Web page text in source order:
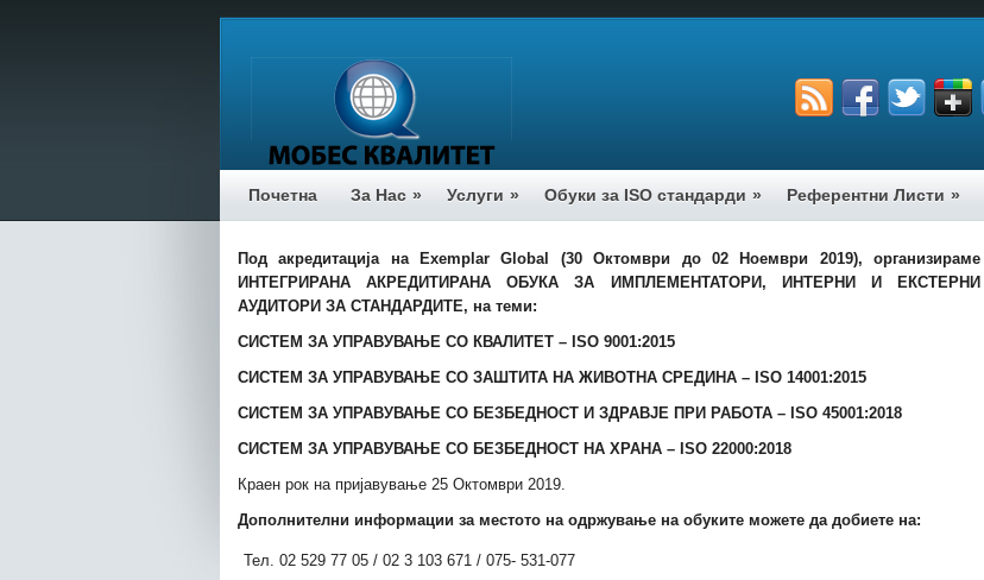
Почетна За Нас » Услуги » Обуки за ISO стандарди » Референтни Листи »
Под акредитација на Exemplar Global
(30 Октомври до 02 Ноември 2019), организираме
ИНТЕГРИРАНА АКРЕДИТИРАНА ОБУКА ЗА ИМПЛЕМЕНТАТОРИ, ИНТЕРНИ И ЕКСТЕРНИ
АУДИТОРИ ЗА СТАНДАРДИТЕ, на теми:
СИСТЕМ ЗА УПРАВУВАЊЕ СО КВАЛИТЕТ – ISO 9001:2015
СИСТЕМ ЗА УПРАВУВАЊЕ СО ЗАШТИТА НА ЖИВОТНА СРЕДИНА – ISO 14001:2015
СИСТЕМ ЗА УПРАВУВАЊЕ СО БЕЗБЕДНОСТ И ЗДРАВЈЕ ПРИ РАБОТА – ISO 45001:2018
СИСТЕМ ЗА УПРАВУВАЊЕ СО БЕЗБЕДНОСТ НА ХРАНА – ISO 22000:2018
Краен рок на пријавување 25 Октомври 2019.
Дополнителни информации за местото на одржување на обуките можете да добиете на:
Тел. 02 529 77 05 / 02 3 103 671 / 075- 531-077